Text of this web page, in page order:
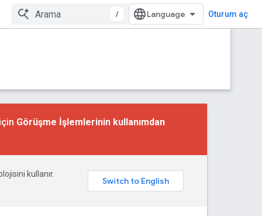
/ Oturum aç
Görüşme İşlemlerinin kullanımdan
kullanır.